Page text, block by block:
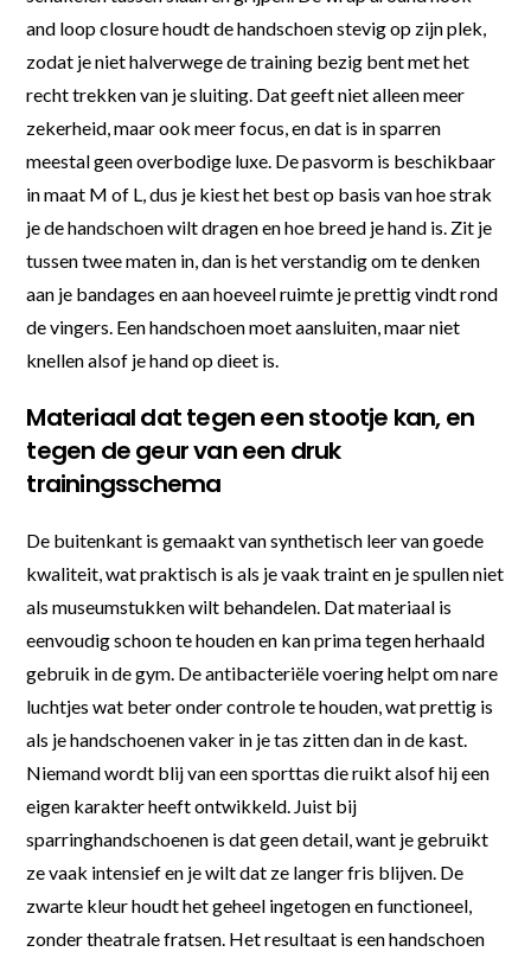
and loop closure houdt de handschoen stevig op zijn plek,
zodat je niet halverwege de training bezig bent met het
recht trekken van je sluiting. Dat geeft niet alleen meer
zekerheid, maar ook meer focus, en dat is in sparren
meestal geen overbodige luxe. De pasvorm is beschikbaar
in maat M of L, dus je kiest het best op basis van hoe strak
je de handschoen wilt dragen en hoe breed je hand is. Zit je
tussen twee maten in, dan is het verstandig om te denken
aan je bandages en aan hoeveel ruimte je prettig vindt rond
de vingers. Een handschoen moet aansluiten, maar niet
knellen alsof je hand op dieet is.
Materiaal dat tegen een stootje kan, en
tegen de geur van een druk
trainingsschema
De buitenkant is gemaakt van synthetisch leer van goede
kwaliteit, wat praktisch is als je vaak traint en je spullen niet
als museumstukken wilt behandelen. Dat materiaal is
eenvoudig schoon te houden en kan prima tegen herhaald
gebruik in de gym. De antibacteriële voering helpt om nare
luchtjes wat beter onder controle te houden, wat prettig is
als je handschoenen vaker in je tas zitten dan in de kast.
Niemand wordt blij van een sporttas die ruikt alsof hij een
eigen karakter heeft ontwikkeld. Juist bij
sparringhandschoenen is dat geen detail, want je gebruikt
ze vaak intensief en je wilt dat ze langer fris blijven. De
zwarte kleur houdt het geheel ingetogen en functioneel,
zonder theatrale fratsen. Het resultaat is een handschoen